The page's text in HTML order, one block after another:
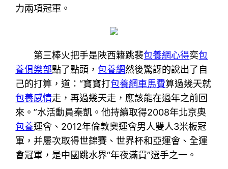
力兩項冠軍。
第三棒火把手是陜西籍跳裴包養網心得奕包
養俱樂部點了點頭，包養網然後驚訝的說出了自
己的打算，道：“寶寶打包養網車馬費算過幾天就
包養感情走，再過幾天走，應該能在過年之前回
來。”水活動員秦凱。他持續取得2008年北京奧
包養運會、2012年倫敦奧運會男人雙人3米板冠
軍，并屢次取得世錦賽、世界杯和亞運會、全運
會冠軍，是中國跳水界“年夜滿貫”選手之一。